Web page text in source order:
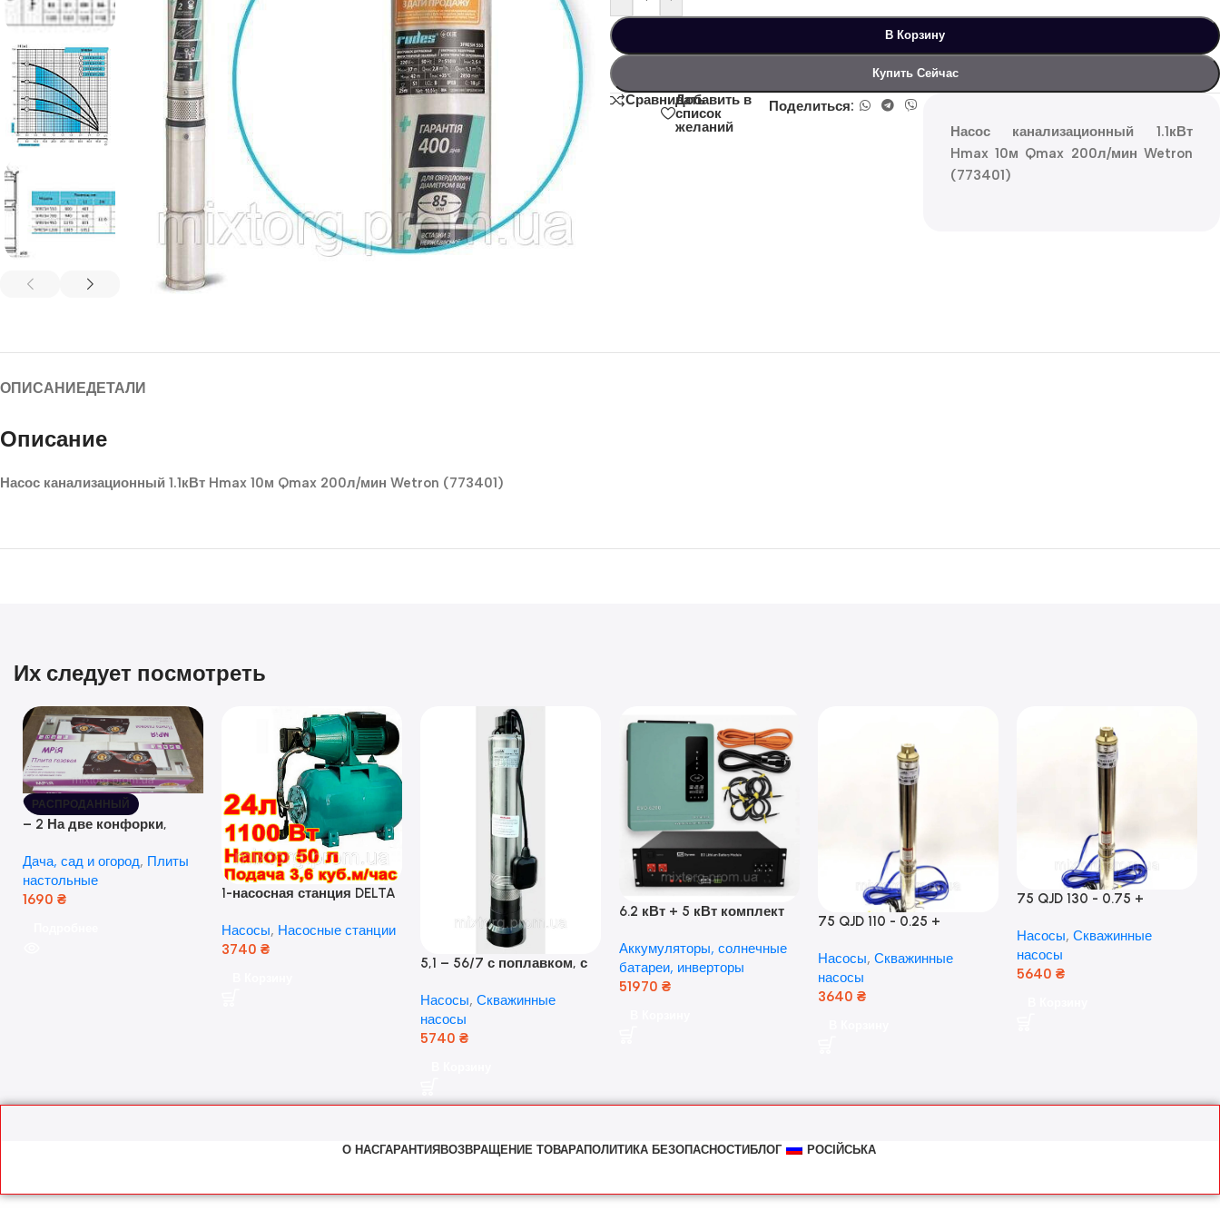
В Корзину
Купить Сейчас
СравниватьДобавить в
список
желаний
Поделиться:
Насос канализационный 1.1кВт
Hmax 10м Qmax 200л/мин Wetron
(773401)
ОПИСАНИЕДЕТАЛИ
Описание
Насос канализационный 1.1кВт Hmax 10м Qmax 200л/мин Wetron (773401)
Их следует посмотреть
РАСПРОДАННЫЙ
– 2 На две конфорки,
пьезо-разжиганием.
Дача, сад и огород, Плиты
настольные
1690 ₴
1-насосная станция DELTA
кВт) ( Польша)
Насосы, Насосные станции
3740 ₴
5,1 – 56/7 с поплавком, с
(оригинал Польша)
Насосы, Скважинные
насосы
5740 ₴
6.2 кВт + 5 кВт комплект
Гибридный инвертор
Anern и аккумулятор
Dyness, 50А
Аккумуляторы, солнечные
батареи, инверторы
51970 ₴
75 QJD 110 - 0.25 +
Медь!
Насосы, Скважинные
насосы
3640 ₴
75 QJD 130 - 0.75 +
Насосы, Скважинные
насосы
5640 ₴
О НАСГАРАНТИЯ ВОЗВРАЩЕНИЕ ТОВАРАПОЛИТИКА БЕЗОПАСНОСТИ БЛОГ РОСІЙСЬКА